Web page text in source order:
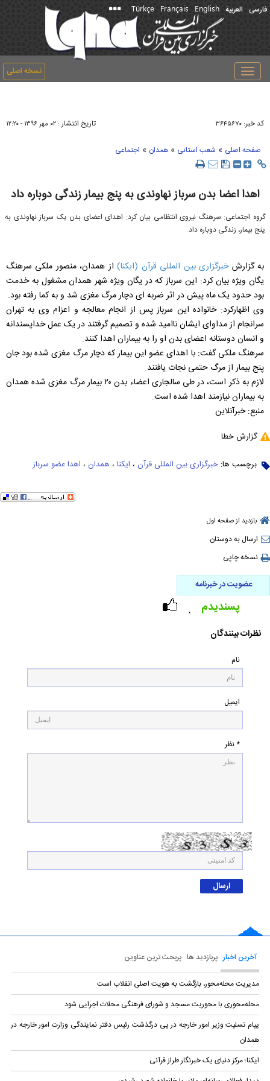
فارسی العربیة English
Français
Türkçe
نسخه اصلی
Toggle
navigation
کد خبر: ۳۶۴۵۶۷۰ تاریخ انتشار : ۰۲ مهر ۱۳۹۶ - ۱۲:۲۰
صفحه اصلی » شعب استانی » همدان » اجتماعی
اهدا اعضا بدن سرباز نهاوندی به پنج بیمار زندگی دوباره داد
گروه اجتماعی: سرهنگ نیروی انتظامی بیان کرد: اهدای اعضای بدن یک سرباز نهاوندی به
پنج بیمار، زندگی دوباره داد.
به گزارشخبرگزاری بین المللی قرآن (ایکنا)از همدان، منصور ملکی سرهنگ
یگان ویژه بیان کرد: این سرباز که در یگان ویژه شهر همدان مشغول به خدمت
بود حدود یک ماه پیش در اثر ضربه ای دچار مرگ مغزی شد و به کما رفته بود.
وی اظهارکرد: خانواده این سرباز پس از انجام معالجه و اعزام وی به تهران
سرانجام از مداوای ایشان ناامید شده و تصمیم گرفتند در یک عمل خداپسندانه
و انسان دوستانه اعضای بدن او را به بیماران اهدا کنند.
سرهنگ ملکی گفت: با اهدای عضو این بیمار که دچار مرگ مغزی شده بود جان
پنج بیمار از مرگ حتمی نجات یافتند.
لازم به ذکر است، در طی سالجاری اعضاء بدن ۲۰ بیمار مرگ مغزی شده همدان
به بیماران نیازمند اهدا شده است.
منبع: خبرآنلاین
گزارش خطا
برچسب ها: خبرگزاری بین المللی قرآن ، ایکنا ، همدان ، اهدا عضو سرباز
بازدید از صفحه اول
ارسال به دوستان
نسخه چاپی
عضویت در خبرنامه
۰ پسندیدم
نظرات بینندگان
نام
ایمیل
* نظر
آخرین اخبار پربازدید ها پربحث ترین عناوین
مدیریت محله‌محور، بازگشت به هویت اصلی انقلاب است
محله‌محوری با محوریت مسجد و شورای فرهنگی محلات اجرایی شود
پیام تسلیت وزیر امور خارجه در پی درگذشت رئیس دفتر نمایندگی وزارت امور خارجه در
همدان
ایکنا؛ مرکز دنیای یک خبرنگار طراز قرآنی